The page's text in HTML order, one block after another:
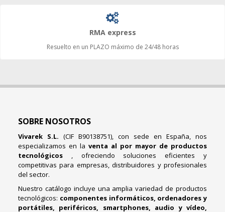
RMA express
Resuelto en un PLAZO máximo de 24/48 horas
SOBRE NOSOTROS
Vivarek S.L. (CIF B90138751), con sede en España, nos
especializamos en la venta al por mayor de productos
tecnológicos , ofreciendo soluciones eficientes y
competitivas para empresas, distribuidores y profesionales
del sector.
Nuestro catálogo incluye una amplia variedad de productos
tecnológicos: componentes informáticos, ordenadores y
portátiles, periféricos, smartphones, audio y vídeo,